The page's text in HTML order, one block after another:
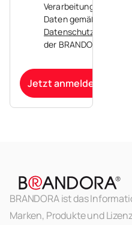
Verarbeitung meiner
Daten gemäß der
Datenschutzerklärung
der BRANDORA zu.
Jetzt anmelden
BRANDORA ist das
Marken, Produkte und